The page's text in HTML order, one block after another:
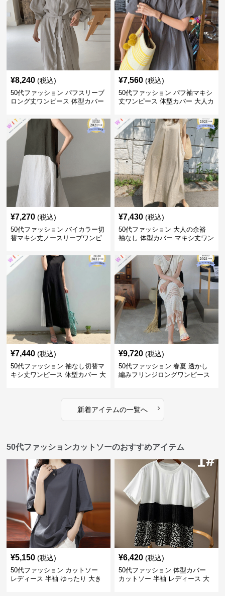
¥8,240 (税込)
50代ファッション パフスリーブ
ロング丈ワンピース 体型カバー
¥7,560 (税込)
50代ファッション パフ袖マキシ
丈ワンピース 体型カバー 大人カ
¥7,270 (税込)
50代ファッション バイカラー切
替マキシ丈ノースリーブワンピ
¥7,430 (税込)
50代ファッション 大人の余裕
袖なし 体型カバー マキシ丈ワン
¥7,440 (税込)
50代ファッション 袖なし切替マ
キシ丈ワンピース 体型カバー 大
¥9,720 (税込)
50代ファッション 春夏 透かし
編みフリンジロングワンピース
新着アイテムの一覧へ ›
50代ファッションカットソーのおすすめアイテム
¥5,150 (税込)
50代ファッション カットソー
レディース 半袖 ゆったり 大き
¥6,420 (税込)
50代ファッション 体型カバー
カットソー 半袖 レディース 大